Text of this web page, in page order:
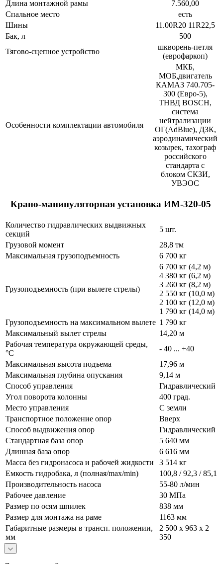
Длина монтажной рамы
7.560,00
Спальное место
есть
Шины
11.00R20 11R22,5
Бак, л
500
Тягово-сцепное устройство
шкворень-петля
(еврофаркоп)
Особенности комплектации автомобиля
МКБ,
МОБ,двигатель
КАМАЗ 740.705-
300 (Евро-5),
ТНВД BOSCH,
система
нейтрализации
ОГ(AdBlue), ДЗК,
аэродинамический
козырек, тахограф
российского
стандарта с
блоком СКЗИ,
УВЭОС
Крано-манипуляторная установка ИМ-320-05
Количество гидравлических выдвижных
секций
5 шт.
Грузовой момент
28,8 тм
Максимальная грузоподъемность
6 700 кг
Грузоподъемность (при вылете стрелы)
6 700 кг (4,2 м)
4 380 кг (6,2 м)
3 260 кг (8,2 м)
2 550 кг (10,0 м)
2 100 кг (12,0 м)
1 790 кг (14,0 м)
Грузоподъемность на максимальном вылете 1 790 кг
Максимальный вылет стрелы
14,20 м
Рабочая температура окружающей среды,
°C
- 40 ... +40
Максимальная высота подъема
17,96 м
Максимальная глубина опускания
9,14 м
Способ управления
Гидравлический
Угол поворота колонны
400 град.
Место управления
С земли
Транспортное положение опор
Вверх
Способ выдвижения опор
Гидравлический
Стандартная база опор
5 640 мм
Длинная база опор
6 616 мм
Масса без гидронасоса и рабочей жидкости
3 514 кг
Емкость гидробака, л (полная/max/min)
100,8 / 92,3 / 85,1
Производительность насоса
55-80 л/мин
Рабочее давление
30 МПа
Размер по осям шпилек
838 мм
Размер для монтажа на раме
1163 мм
Габаритные размеры в трансп. положении,
мм
2 500 х 963 х 2
350